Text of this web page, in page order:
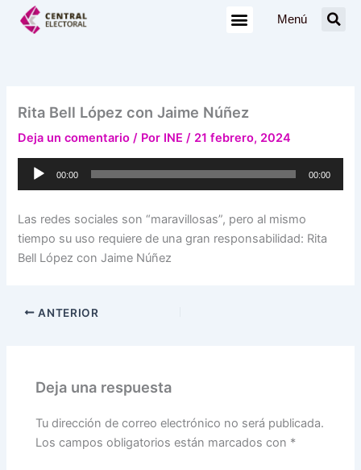
Menú
Rita Bell López con Jaime Núñez
Deja un comentario / Por INE/ 21 febrero, 2024
Reproductor
00:00 00:00
Las redes sociales son “maravillosas”, pero al mismo
tiempo su uso requiere de una gran responsabilidad: Rita
Bell López con Jaime Núñez
ANTERIOR
Deja una respuesta
Tu dirección de correo electrónico no será publicada.
Los campos obligatorios están marcados con *